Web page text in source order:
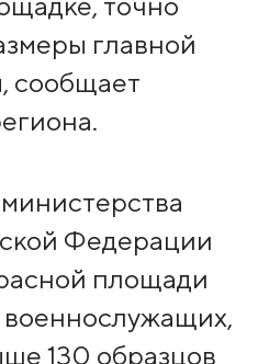
главной
сообщает
Федерации
площади
военнослужащих,
130 образцов